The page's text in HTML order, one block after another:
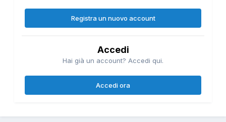
Registra un nuovo account
Accedi
Hai già un account? Accedi qui.
Accedi ora